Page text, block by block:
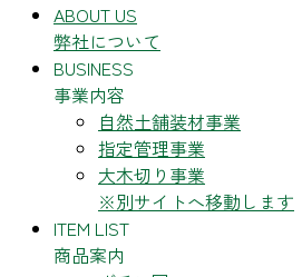
ABOUT US
弊社について
BUSINESS
事業内容
自然土舗装材事業
指定管理事業
大木切り事業
※別サイトへ移動します
ITEM LIST
商品案内